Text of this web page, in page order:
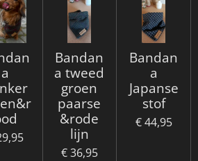
a
Bandan
a tweed
groen
paarse
&rode
lijn
€ 36,95
Bandan
a
Japanse
stof
€ 44,95